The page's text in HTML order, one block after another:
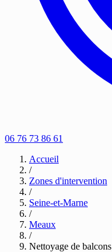
06 76 73 86 61
Accueil
/
Zones d'intervention
/
Seine-et-Marne
/
Meaux
/
Nettoyage de balcons